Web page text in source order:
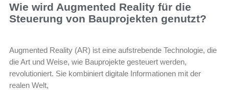
Wie wird Augmented Reality für die
Steuerung von Bauprojekten genutzt?
Augmented Reality (AR) ist eine aufstrebende Technologie, die
die Art und Weise, wie Bauprojekte gesteuert werden,
revolutioniert. Sie kombiniert digitale Informationen mit der
realen Welt,